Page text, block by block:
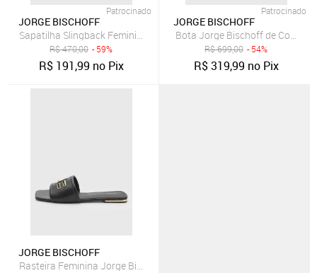
Patrocinado
JORGE BISCHOFF
Sapatilha Slingback Feminina Jorge Bischoff Azul Marinho
R$470,00 - 59%
R$ 191,99 no Pix
Patrocinado
JORGE BISCHOFF
Bota Jorge Bischoff de Couro
R$699,00 - 54%
R$319,99 no Pix
JORGE BISCHOFF
Rasteira Feminina Jorge Bischoff Slide Couro Preta